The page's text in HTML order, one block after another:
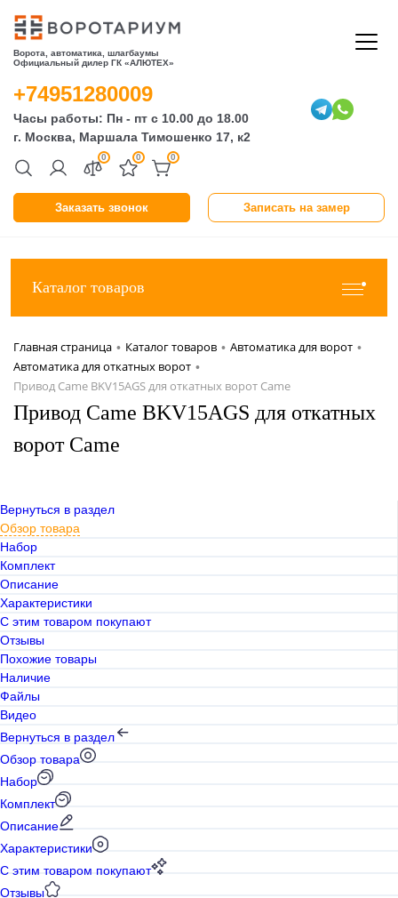
Ворота, автоматика, шлагбаумы
Официальный дилер ГК «АЛЮТЕХ»
Заказать звонок Записать на замер
0 0 0
+74951280009
Часы работы: Пн - пт с 10.00 до 18.00
г. Москва, Маршала Тимошенко 17, к2
Каталог товаров
Главная страница • Каталог товаров • Автоматика для ворот •
Автоматика для откатных ворот •
Привод Came BKV15AGS для откатных ворот Came
Привод Came BKV15AGS для откатных
ворот Came
Вернуться в раздел
Обзор товара
Набор
Комплект
Описание
Характеристики
С этим товаром покупают
Отзывы
Похожие товары
Наличие
Файлы
Видео
Вернуться в раздел
Обзор товара
Набор
Комплект
Описание
Характеристики
С этим товаром покупают
Отзывы